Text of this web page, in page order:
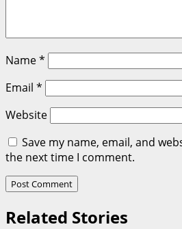
Name*
Email *
Website
Save my name, email, and
the next time I comment.
Related Stories